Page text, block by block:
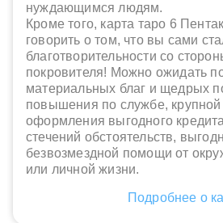
нуждающимся людям.
Кроме того, карта таро 6
говорить о том, что вы сами
благотворительности со
покровителя! Можно ожидать
материальных благ и щедрых
повышения по службе,
оформления выгодного
стечений обстоятельств,
безвозмездной помощи от
или личной жизни.
Подробнее о